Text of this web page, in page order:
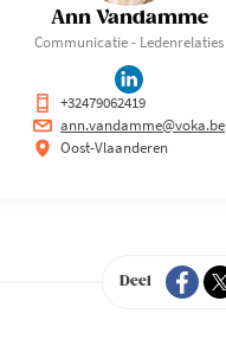
Ann Vandamme
Communicatie - Ledenrelaties
+32479062419
ann.vandamme@voka.be
Oost-Vlaanderen
Deel